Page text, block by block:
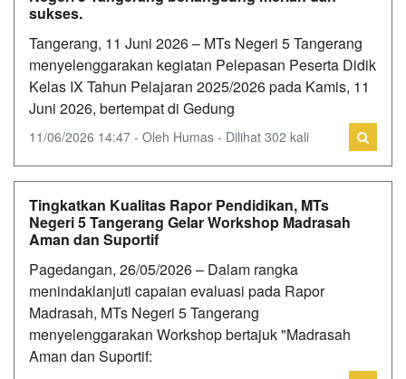
sukses.
Tangerang, 11 Juni 2026 – MTs Negeri 5 Tangerang
menyelenggarakan kegiatan Pelepasan Peserta Didik
Kelas IX Tahun Pelajaran 2025/2026 pada Kamis, 11
Juni 2026, bertempat di Gedung
11/06/2026 14:47 - Oleh Humas - Dilihat 302 kali
Tingkatkan Kualitas Rapor Pendidikan, MTs
Negeri 5 Tangerang Gelar Workshop Madrasah
Aman dan Suportif
Pagedangan, 26/05/2026 – Dalam rangka
menindaklanjuti capaian evaluasi pada Rapor
Madrasah, MTs Negeri 5 Tangerang
menyelenggarakan Workshop bertajuk "Madrasah
Aman dan Suportif: